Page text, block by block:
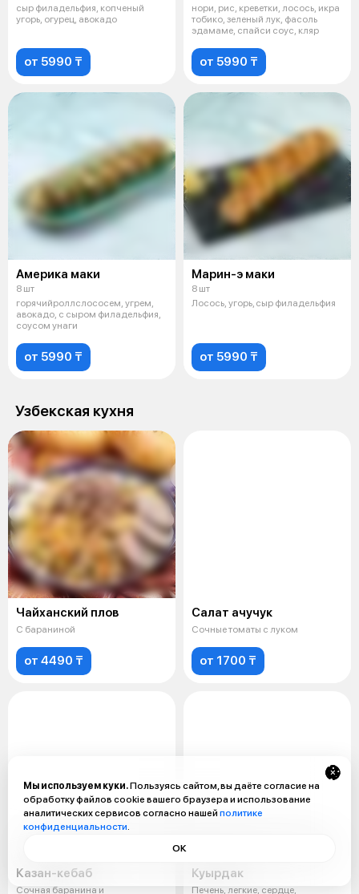
сыр филадельфия, копченый
угорь, огурец, авокадо
от 5990 ₸
нори, рис, креветки, лосось, икра
тобико, зеленый лук, фасоль
эдамаме, спайси соус, кляр
от 5990 ₸
Америка маки
8 шт
горячийроллслососем, угрем,
авокадо, с сыром филадельфия,
соусом унаги
от 5990 ₸
Марин-э маки
8 шт
Лосось, угорь, сыр филадельфия
от 5990 ₸
Узбекская кухня
Чайханский плов
С бараниной
от 4490 ₸
Салат ачучук
Сочные томаты с луком
от 1700 ₸
Казан-кебаб
Сочная баранина и
Куырдак
Печень, легкие, сердце,
Мы используем куки.Пользуясь сайтом, вы даёте согласие на
обработку файлов cookie вашего браузера и использование
аналитических сервисов согласно нашей политике
конфиденциальности.
ОК